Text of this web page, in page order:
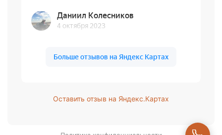
Оставить отзыв на Яндекс.Картах